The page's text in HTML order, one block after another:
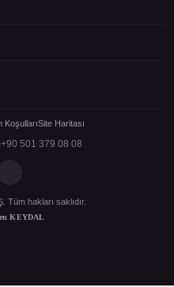
KoşullarıSite Haritası
+90 501 379 08 08
Tüm hakları saklıdır.
KEYDAL